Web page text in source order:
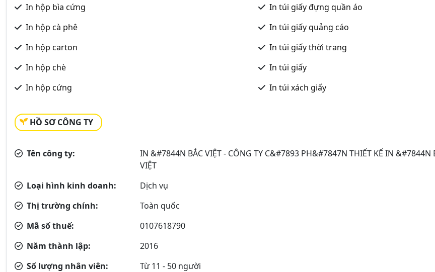
In hộp bìa cứng
In hộp cà phê
In hộp carton
In hộp chè
In hộp cứng
In túi giấy đựng quần áo
In túi giấy quảng cáo
In túi giấy thời trang
In túi giấy
In túi xách giấy
HỒ SƠ CÔNG TY
Tên công ty:
IN &#7844N BẮC VIỆT - CÔNG TY C&#7893 PH&#7847N THIẾT KẾ IN &#7844N
VIỆT
Loại hình kinh doanh:
Dịch vụ
Thị trường chính:
Toàn quốc
Mã số thuế:
0107618790
Năm thành lập:
2016
Số lượng nhân viên:
Từ 11 - 50 người